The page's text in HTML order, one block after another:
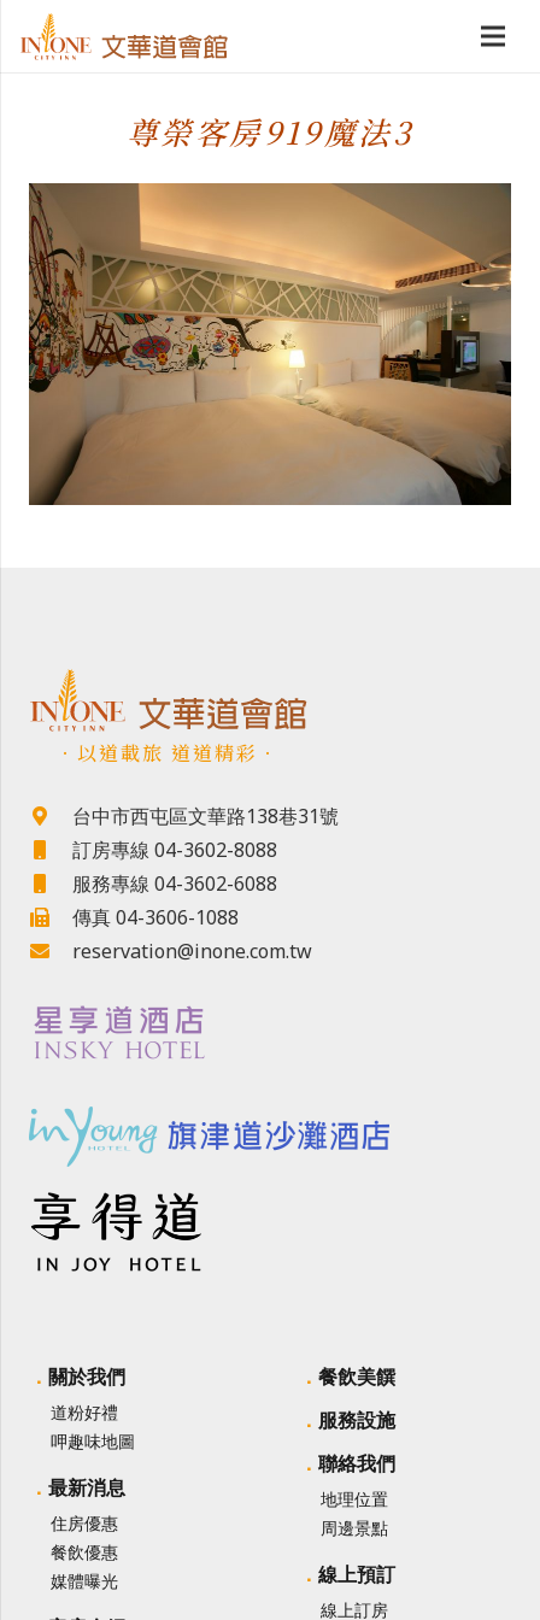
尊榮客房919魔法3
．以道載旅 道道精彩．
台中市西屯區文華路138巷31號
訂房專線 04-3602-8088
服務專線 04-3602-6088
傳真 04-3606-1088
reservation@inone.com.tw
關於我們
道粉好禮
呷趣味地圖
最新消息
住房優惠
餐飲優惠
媒體曝光
餐飲美饌
服務設施
聯絡我們
地理位置
周邊景點
線上預訂
線上訂房